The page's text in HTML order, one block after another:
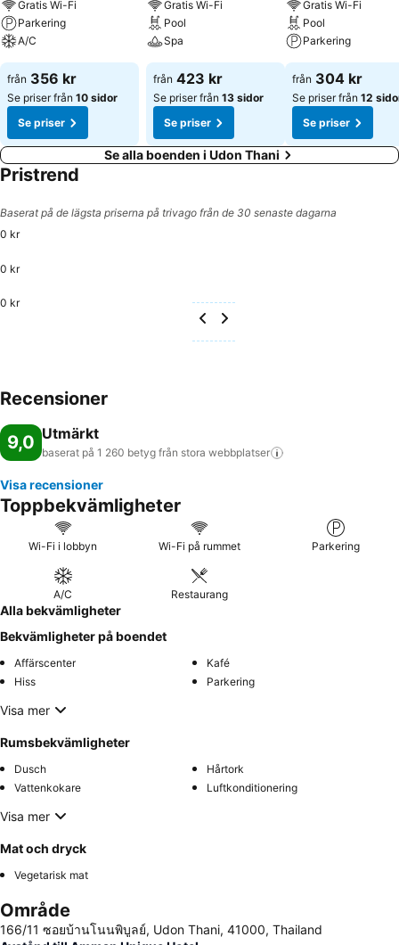
Gratis Wi-Fi
Parkering
A/C
från 356 kr
Se priser från 10 sidor
Se priser
Gratis Wi-Fi
Pool
Spa
från 423 kr
Se priser från 13 sidor
Se priser
Gratis Wi-Fi
Pool
Parkering
från 304 kr
Se priser från 12
Se priser
Se alla boenden i Udon Thani
Pristrend
Baserat på de lägsta priserna på trivago från de 30 senaste dagarna
0 kr
0 kr
0 kr
Recensioner
9,0 Utmärkt
baserat på 1 260 betyg från stora webbplatser
Visa recensioner
Toppbekvämligheter
Wi-Fi i lobbyn Wi-Fi på rummet Parkering
A/C Restaurang
Alla bekvämligheter
Bekvämligheter på boendet
Affärscenter
Kafé
Hiss
Parkering
Visa mer
Rumsbekvämligheter
Dusch
Hårtork
Vattenkokare
Luftkonditionering
Visa mer
Mat och dryck
Vegetarisk mat
Område
166/11 ซอยบ้านโนนพิบูลย์, Udon Thani, 41000, Thailand